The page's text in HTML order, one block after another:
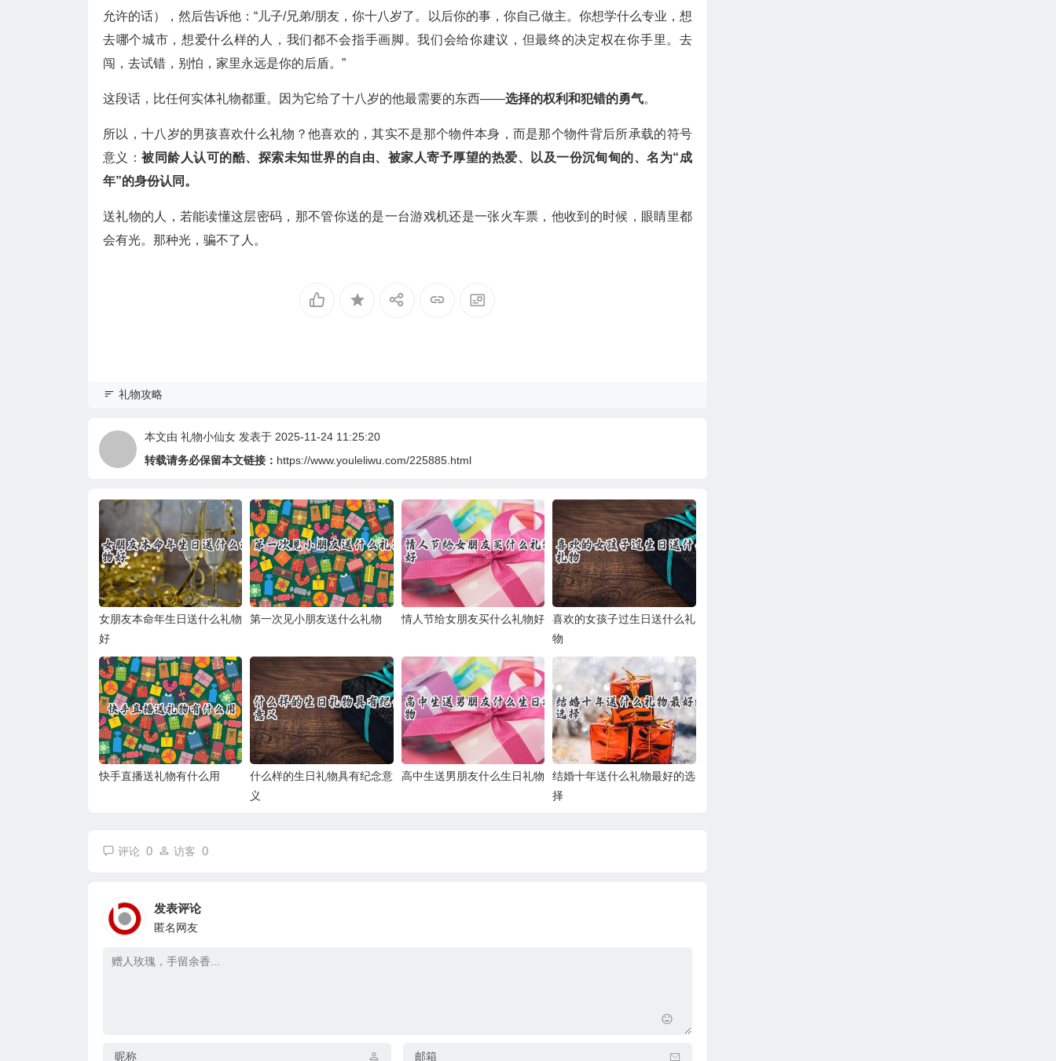
允许的话），然后告诉他：“儿子/兄弟/朋友，你十八岁了。以后你的事，你自己做主。你想学什么专业，想
去哪个城市，想爱什么样的人，我们都不会指手画脚。我们会给你建议，但最终的决定权在你手里。去
闯，去试错，别怕，家里永远是你的后盾。”
这段话，比任何实体礼物都重。因为它给了十八岁的他最需要的东西——选择的权利和犯错的勇气。
所以，十八岁的男孩喜欢什么礼物？他喜欢的，其实不是那个物件本身，而是那个物件背后所承载的符号
意义：被同龄人认可的酷、探索未知世界的自由、被家人寄予厚望的热爱、以及一份沉甸甸的、名为“成
年”的身份认同。
送礼物的人，若能读懂这层密码，那不管你送的是一台游戏机还是一张火车票，他收到的时候，眼睛里都
会有光。那种光，骗不了人。
礼物攻略
本文由 礼物小仙女 发表于 2025-11-24 11:25:20
转载请务必保留本文链接： https://www.youleliwu.com/225885.html
女朋友本命年生日送什么礼物
好
第一次见小朋友送什么礼物 情人节给女朋友买什么礼物好
喜欢的女孩子过生日送什么礼
物
快手直播送礼物有什么用
什么样的生日礼物具有纪念意
义
高中生送男朋友什么生日礼物
结婚十年送什么礼物最好的选
择
评论 0 访客 0
发表评论
匿名网友
昵称 邮箱